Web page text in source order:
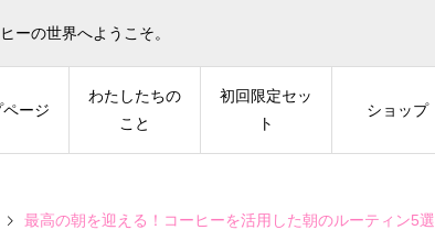
ーの世界へようこそ。
ページ
わたしたちの
こと
初回限定セッ
ト
ショップ
最高の朝を迎える！コーヒーを活用した朝のルーティン5選